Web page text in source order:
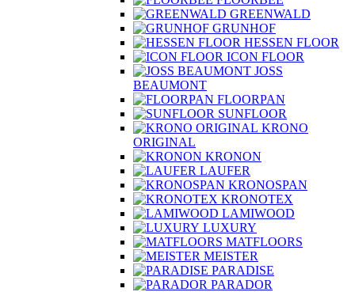
GREENWALD
GRUNHOF
HESSEN FLOOR
ICON FLOOR
JOSS
BEAUMONT
FLOORPAN
SUNFLOOR
KRONO
ORIGINAL
KRONON
LAUFER
KRONOSPAN
KRONOTEX
LAMIWOOD
LUXURY
MATFLOORS
MEISTER
PARADISE
PARADOR